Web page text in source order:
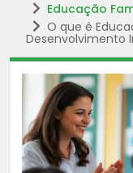
Educação
O que é
Desenvolvimento